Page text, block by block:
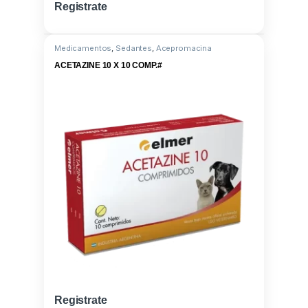
Registrate
Medicamentos Sedantes Acepromacina
ACETAZINE 10 X 10 COMP.#
Registrate